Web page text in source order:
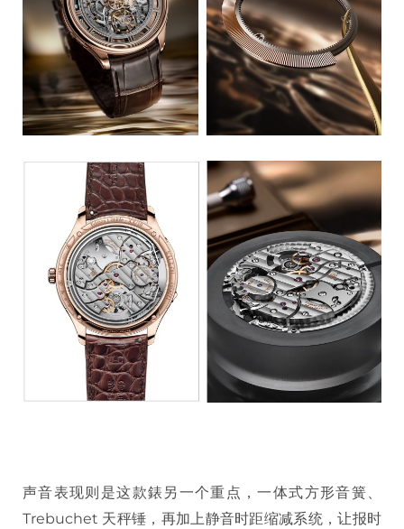
声音表现则是这款錶另一个重点，一体式方形音簧、
Trebuchet 天秤锤，再加上静音时距缩减系统，让报时